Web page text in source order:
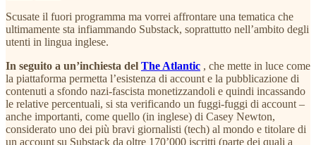
Scusate il fuori programma ma vorrei affrontare una tematica che
ultimamente sta infiammando Substack, soprattutto nell’ambito degli
utenti in lingua inglese.
In seguito a un’inchiesta del The Atlantic , che mette in luce come
la piattaforma permetta l’esistenza di account e la pubblicazione di
contenuti a sfondo nazi-fascista monetizzandoli e quindi incassando
le relative percentuali, si sta verificando un fuggi-fuggi di account –
anche importanti, come quello (in inglese) di Casey Newton,
considerato uno dei più bravi giornalisti (tech) al mondo e titolare di
un account su Substack da oltre 170’000 iscritti (parte dei quali a